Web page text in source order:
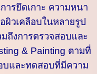
ารยึดเกาะ ความหนา
ผิวเคลือบในหลายรูป
ถึงการตรวจสอบและ
& Painting ตามที่
บและทดสอบที่มีความ